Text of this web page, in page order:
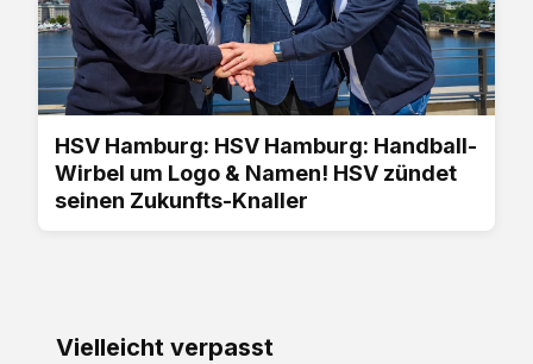
HSV Hamburg: HSV Hamburg: Handball-
Wirbel um Logo & Namen! HSV zündet
seinen Zukunfts-Knaller
Vielleicht verpasst